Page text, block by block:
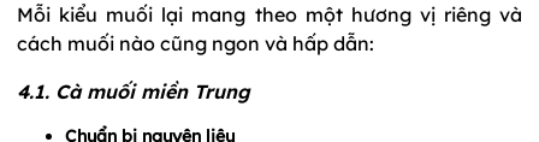
Mỗi kiểu muối lại mang theo một hương vị riêng và
cách muối nào cũng ngon và hấp dẫn:
4.1. Cà muối miền Trung
Chuẩn bị nguyên liệu